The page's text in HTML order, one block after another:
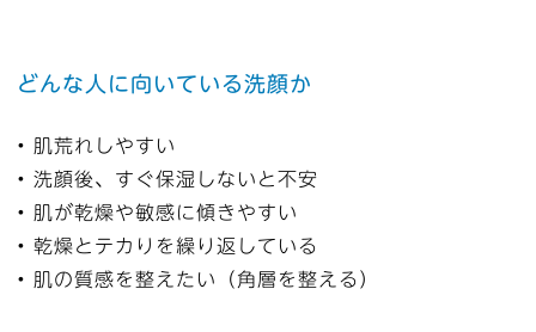
どんな人に向いている洗顔か
• 肌荒れしやすい
• 洗顔後、すぐ保湿しないと不安
• 肌が乾燥や敏感に傾きやすい
• 乾燥とテカりを繰り返している
• 肌の質感を整えたい（角層を整える）